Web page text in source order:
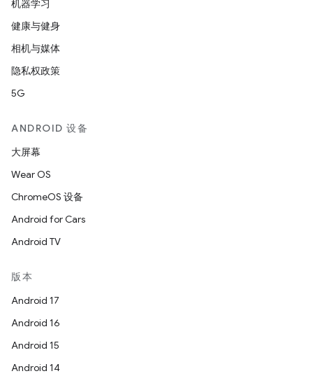
机器学习
健康与健身
相机与媒体
隐私权政策
5G
ANDROID 设备
大屏幕
Wear OS
ChromeOS 设备
Android for Cars
Android TV
版本
Android 17
Android 16
Android 15
Android 14